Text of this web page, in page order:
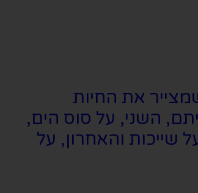
את החיות
השני, על סוס הים,
שייכות והאחרון, על